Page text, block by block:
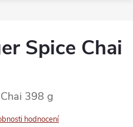
Spice Chai
398 g
hodnocení